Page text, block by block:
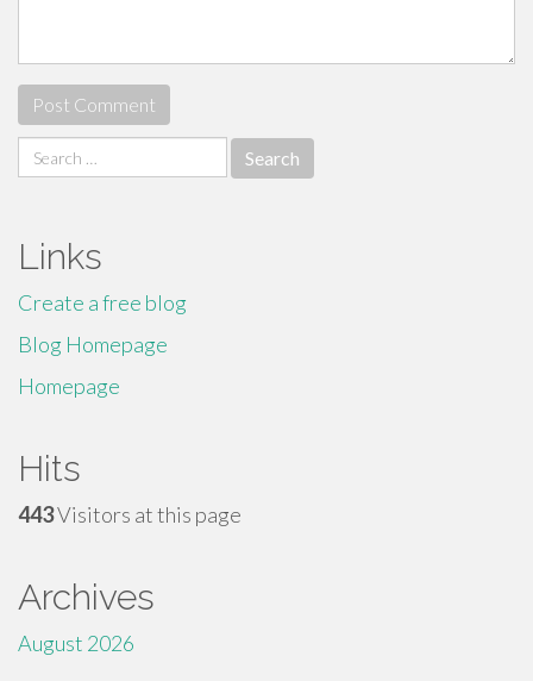
Search
for:
Links
Create a free blog
Blog Homepage
Homepage
Hits
443Visitors at this page
Archives
August 2026